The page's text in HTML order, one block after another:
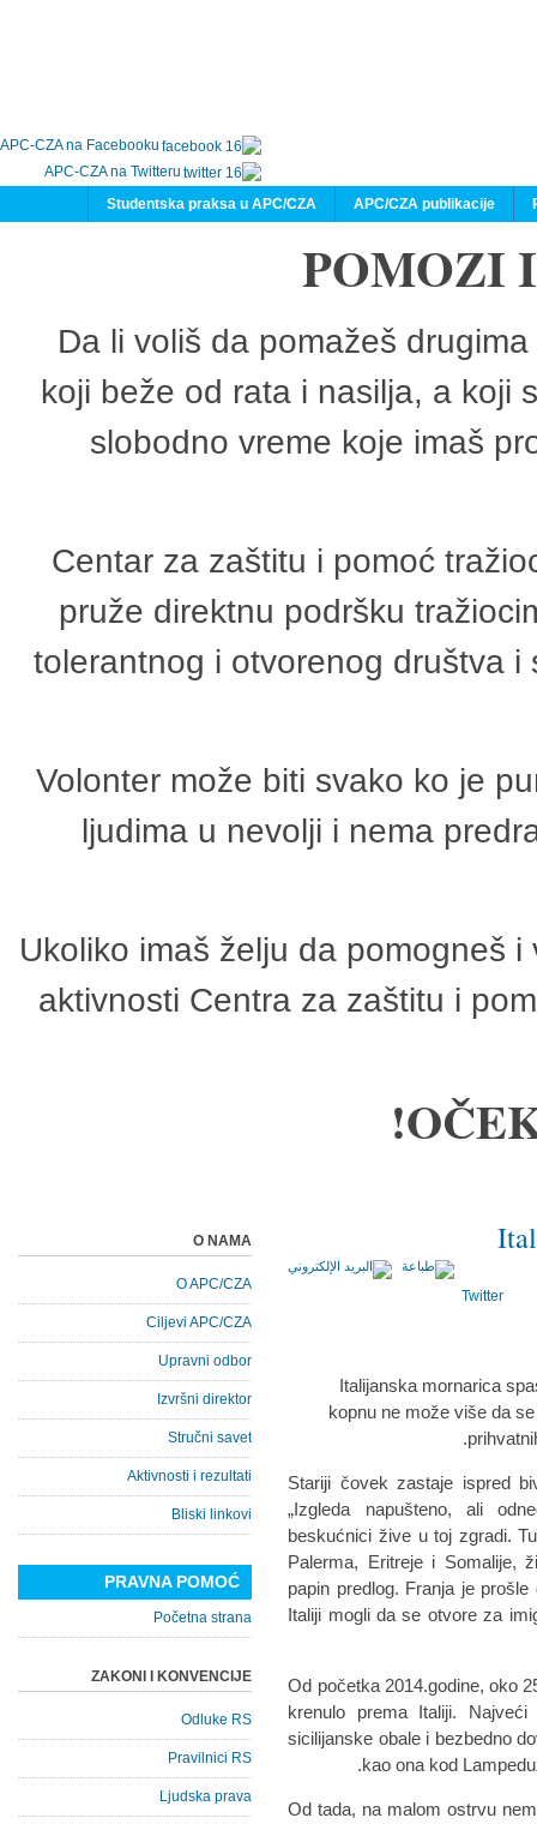
APC-CZA na Facebooku
APC-CZA na Twitteru
APC/CZA publikacije
Studentska praksa u APC/CZA
POMOZI
Da li voliš da pomažeš
koji beže od rata i nasilja, a koji
slobodno vreme koje imaš
Centar za zaštitu i pomoć
pruže direktnu podršku
tolerantnog i otvorenog društva
Volonter može biti svako ko je
ljudima u nevolji i nema
Ukoliko imaš želju da pomogneš
aktivnosti Centra za zaštitu i
Twitter
Italijanska mornarica
kopnu ne može više da
Stariji čovek zastaje ispred
„Izgleda napušteno, ali
beskućnici žive u toj zgradi.
Palerma, Eritreje i Somalije,
papin predlog. Franja je
Italiji mogli da se otvore za
Od početka 2014.godine, oko
krenulo prema Italiji.
sicilijanske obale i bezbedno
kao ona kod
Od tada, na malom ostrvu
O NAMA
O APC/CZA
Ciljevi APC/CZA
Upravni odbor
Izvršni direktor
Stručni savet
Aktivnosti i rezultati
Bliski linkovi
PRAVNA POMOĆ
Početna strana
ZAKONI I KONVENCIJE
Odluke RS
Pravilnici RS
Ljudska prava